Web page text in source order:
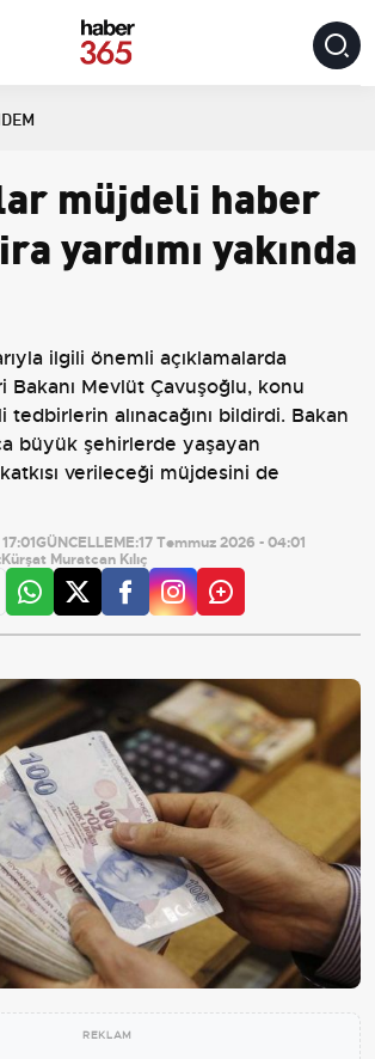
müjdeli haber
yardımı yakında
ilgili önemli açıklamalarda
Bakanı Mevlüt Çavuşoğlu, konu
tedbirlerin alınacağını bildirdi. Bakan
büyük şehirlerde yaşayan
verileceği müjdesini de
GÜNCELLEME:17 Temmuz 2026 - 04:01
Kürşat Muratcan Kılıç
REKLAM